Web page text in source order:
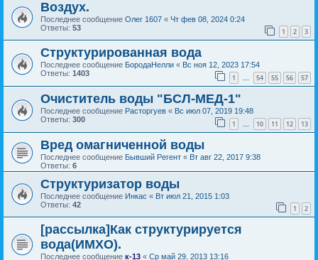
Воздух.
Последнее сообщение Олег 1607 « Чт фев 08, 2024 0:24
Ответы: 53 1 2 3
Структурированная вода
Последнее сообщение БородаНелли « Вс ноя 12, 2023 17:54
Ответы: 1403 1 … 54 55 56 57
Очиститель воды "БСЛ-МЕД-1"
Последнее сообщение Расторгуев « Вс июл 07, 2019 19:48
Ответы: 300 1 … 10 11 12 13
Вред омагниченной воды
Последнее сообщение Бывший Регент « Вт авг 22, 2017 9:38
Ответы: 6
Структуризатор воды
Последнее сообщение Инкас « Вт июл 21, 2015 1:03
Ответы: 42 1 2
[рассылка]Как структурируется
вода(ИМХО).
Последнее сообщение к-13 « Ср май 29, 2013 13:16